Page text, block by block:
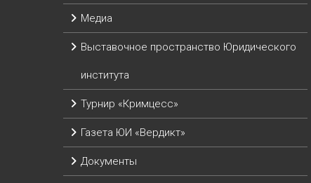
Медиа
Выставочное пространство Юридического
института
Турнир «Кримцесс»
Газета ЮИ «Вердикт»
Документы